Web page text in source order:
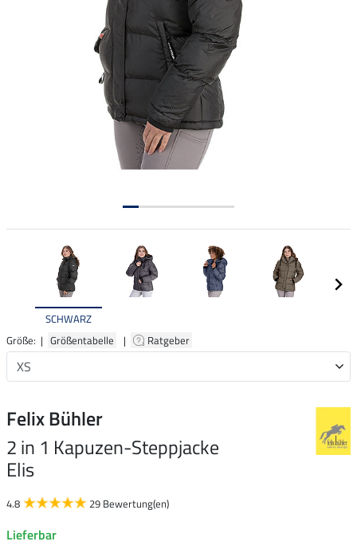
SCHWARZ
Größe: | Größentabelle | Ratgeber
Felix Bühler
2 in 1 Kapuzen-Steppjacke
Elis
4.8 29 Bewertung(en)
Lieferbar